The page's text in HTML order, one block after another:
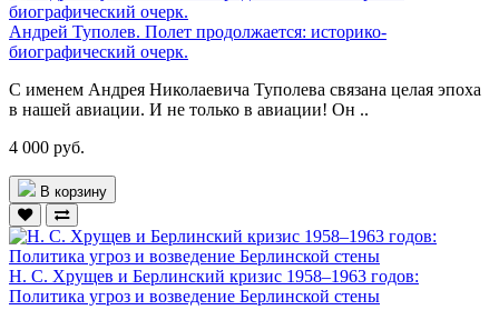
Андрей Туполев. Полет продолжается: историко-
биографический очерк.
С именем Андрея Николаевича Туполева связана целая эпоха
в нашей авиации. И не только в авиации! Он ..
4 000 руб.
В корзину
Н. С. Хрущев и Берлинский кризис 1958–1963 годов:
Политика угроз и возведение Берлинской стены